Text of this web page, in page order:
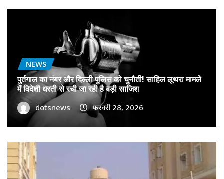
NEWS
पुर्तगाल का नंबर और दिल्ली पुलिस को चुनौती! साहिल लूथरा मामले
में विदेशी धरती से रची जा रही है बड़ी साजिश
dotsnews फरवरी 28, 2026